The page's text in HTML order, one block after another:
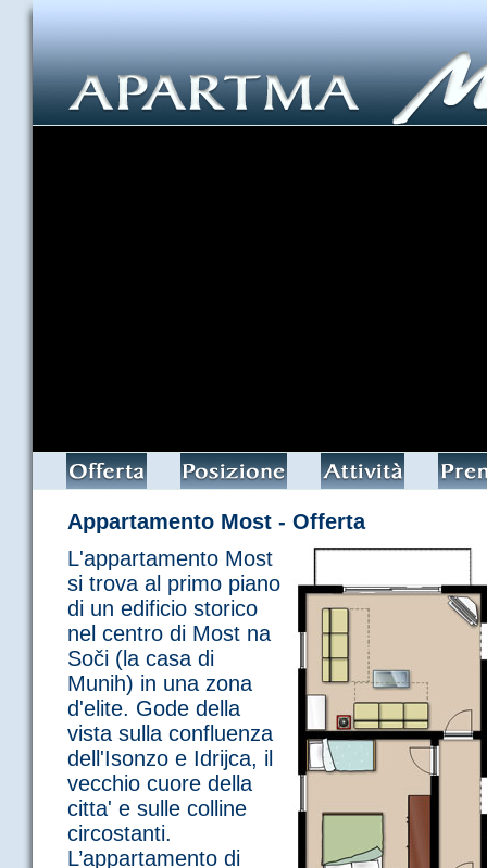
Appartamento Most - Offerta
L'appartamento Most
si trova al primo piano
di un edificio storico
nel centro di Most na
Soči (la casa di
Munih) in una zona
d'elite. Gode della
vista sulla confluenza
dell'Isonzo e Idrijca, il
vecchio cuore della
citta' e sulle colline
circostanti.
L’appartamento di